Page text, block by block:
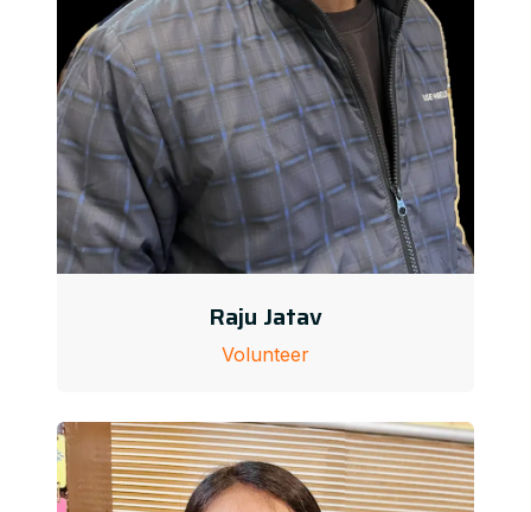
Raju Jatav
Volunteer